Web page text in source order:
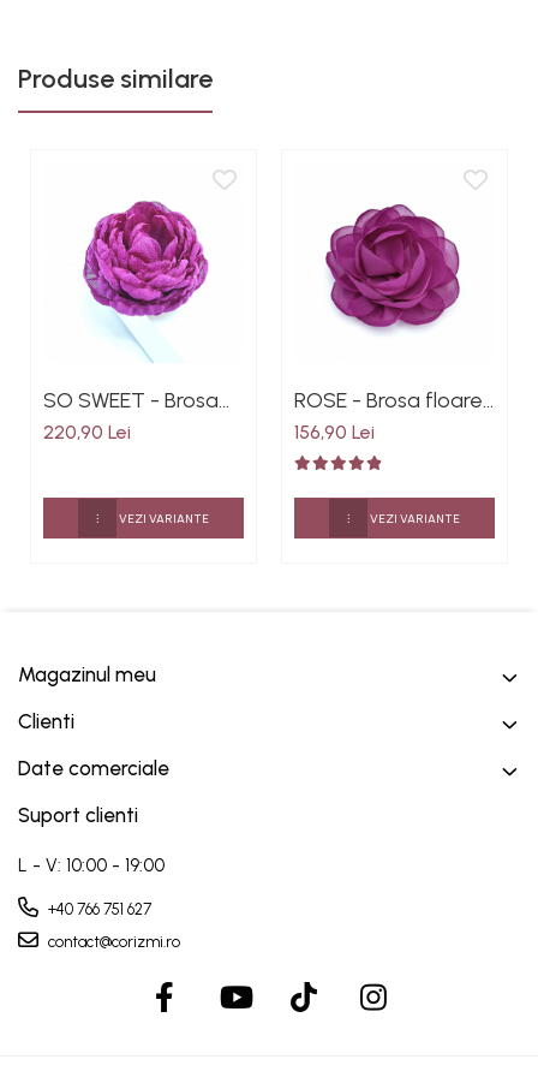
Produse similare
SO SWEET - Brosa
eleganta floare
220,90 Lei
VEZI VARIANTE
ROSE - Brosa floare
trandafir din voal
culoarea magenta
156,90 Lei
VEZI VARIANTE
Magazinul meu
Clienti
Date comerciale
Suport clienti
L - V: 10:00 - 19:00
+40 766 751 627
contact@corizmi.ro